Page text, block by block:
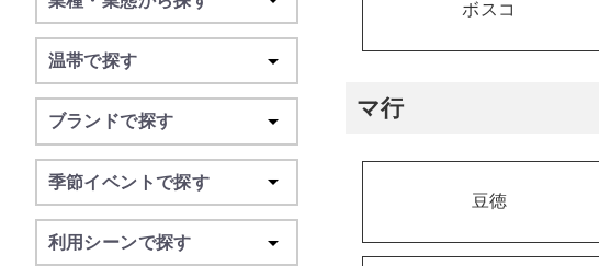
ボスコ
マ行
豆徳
温帯で探す
ブランドで探す
季節イベントで探す
利用シーンで探す